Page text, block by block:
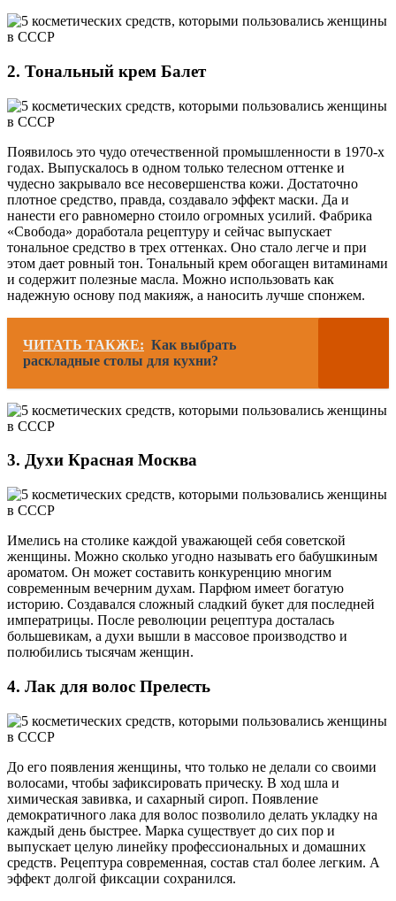
2. Тональный крем Балет
Появилось это чудо отечественной промышленности в 1970-х
годах. Выпускалось в одном только телесном оттенке и
чудесно закрывало все несовершенства кожи. Достаточно
плотное средство, правда, создавало эффект маски. Да и
нанести его равномерно стоило огромных усилий. Фабрика
«Свобода» доработала рецептуру и сейчас выпускает
тональное средство в трех оттенках. Оно стало легче и при
этом дает ровный тон. Тональный крем обогащен витаминами
и содержит полезные масла. Можно использовать как
надежную основу под макияж, а наносить лучше спонжем.
ЧИТАТЬ ТАКЖЕ: Как выбрать
раскладные столы для кухни?
3. Духи Красная Москва
Имелись на столике каждой уважающей себя советской
женщины. Можно сколько угодно называть его бабушкиным
ароматом. Он может составить конкуренцию многим
современным вечерним духам. Парфюм имеет богатую
историю. Создавался сложный сладкий букет для последней
императрицы. После революции рецептура досталась
большевикам, а духи вышли в массовое производство и
полюбились тысячам женщин.
4. Лак для волос Прелесть
До его появления женщины, что только не делали со своими
волосами, чтобы зафиксировать прическу. В ход шла и
химическая завивка, и сахарный сироп. Появление
демократичного лака для волос позволило делать укладку на
каждый день быстрее. Марка существует до сих пор и
выпускает целую линейку профессиональных и домашних
средств. Рецептура современная, состав стал более легким. А
эффект долгой фиксации сохранился.